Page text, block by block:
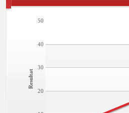
20
30
40
50
Resultat